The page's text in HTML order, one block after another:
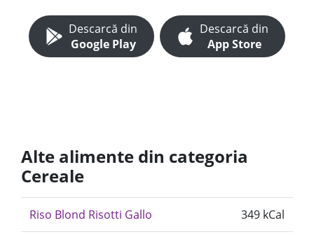
Descarcă din
Google Play
Descarcă din
App Store
Alte alimente din categoria
Cereale
Riso Blond Risotti Gallo 349 kCal